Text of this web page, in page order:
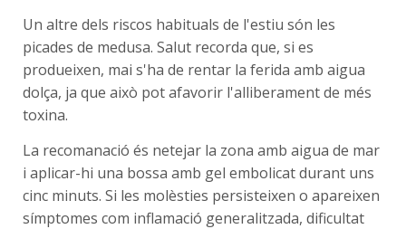
Un altre dels riscos habituals de l'estiu són les
picades de medusa. Salut recorda que, si es
produeixen, mai s'ha de rentar la ferida amb aigua
dolça, ja que això pot afavorir l'alliberament de més
toxina.
La recomanació és netejar la zona amb aigua de mar
i aplicar-hi una bossa amb gel embolicat durant uns
cinc minuts. Si les molèsties persisteixen o apareixen
símptomes com inflamació generalitzada, dificultat